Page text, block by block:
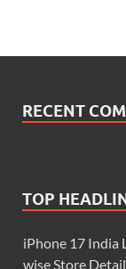
RECENT
TOP
iPhone 17 India
wise Store